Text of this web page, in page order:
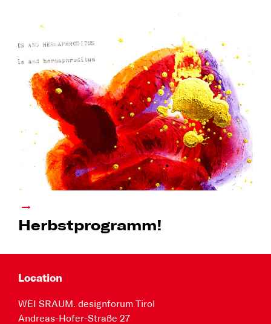
Herbstprogramm!
Location
WEI SRAUM. designforum Tirol
Andreas-Hofer-Straße 27